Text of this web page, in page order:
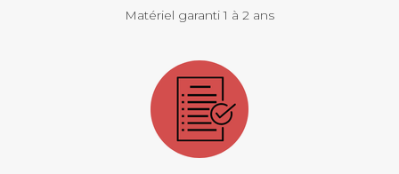
Matériel garanti 1 à 2 ans